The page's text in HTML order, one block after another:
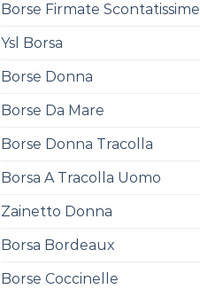
Borse Firmate Scontatissime
Ysl Borsa
Borse Donna
Borse Da Mare
Borse Donna Tracolla
Borsa A Tracolla Uomo
Zainetto Donna
Borsa Bordeaux
Borse Coccinelle